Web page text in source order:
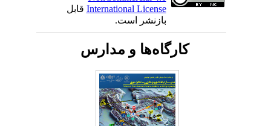
International Licenseقابل
بازنشر است.
کارگاه‌ها و مدارس